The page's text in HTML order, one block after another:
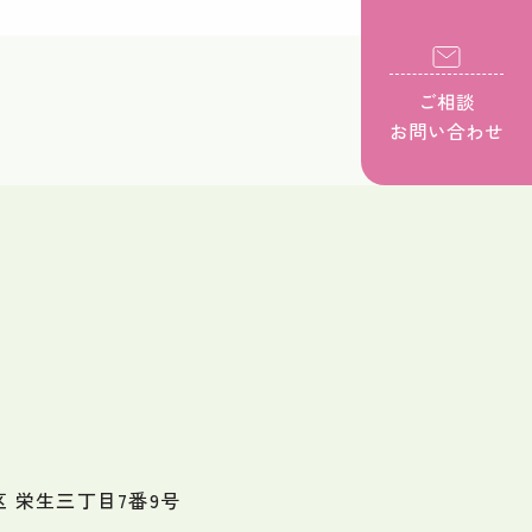
ご相談
お問い合わせ
栄生三丁目7番9号